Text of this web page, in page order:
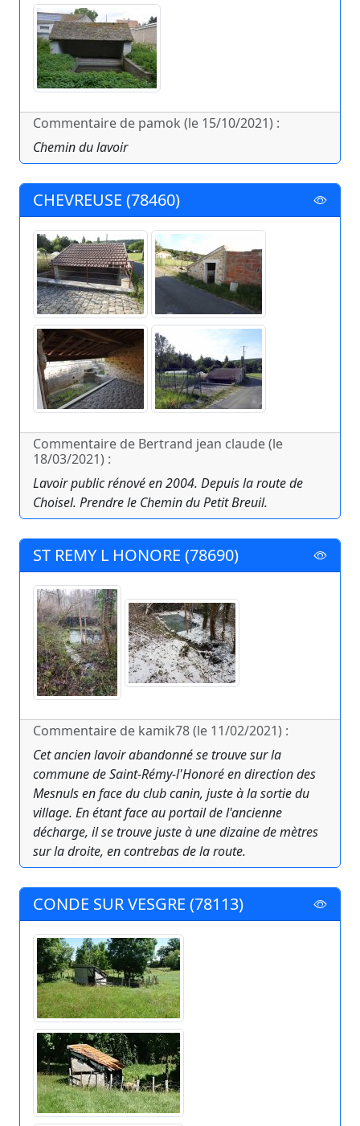
Commentaire de pamok (le 15/10/2021) :
Chemin du lavoir
CHEVREUSE (78460)
Commentaire de Bertrand jean claude (le
18/03/2021) :
Lavoir public rénové en 2004. Depuis la route de
Choisel. Prendre le Chemin du Petit Breuil.
ST REMY L HONORE (78690)
Commentaire de kamik78 (le 11/02/2021) :
Cet ancien lavoir abandonné se trouve sur la
commune de Saint-Rémy-l'Honoré en direction des
Mesnuls en face du club canin, juste à la sortie du
village. En étant face au portail de l'ancienne
décharge, il se trouve juste à une dizaine de mètres
sur la droite, en contrebas de la route.
CONDE SUR VESGRE (78113)